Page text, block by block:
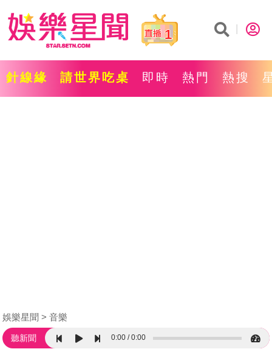
1
針線緣 請世界吃桌 即時 熱門 熱搜
娛樂星聞 音樂
聽新聞 0:00 0:00